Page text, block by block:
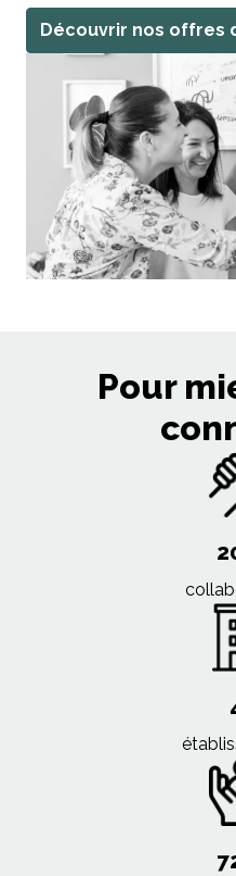
Découvrir nos offres
Pour